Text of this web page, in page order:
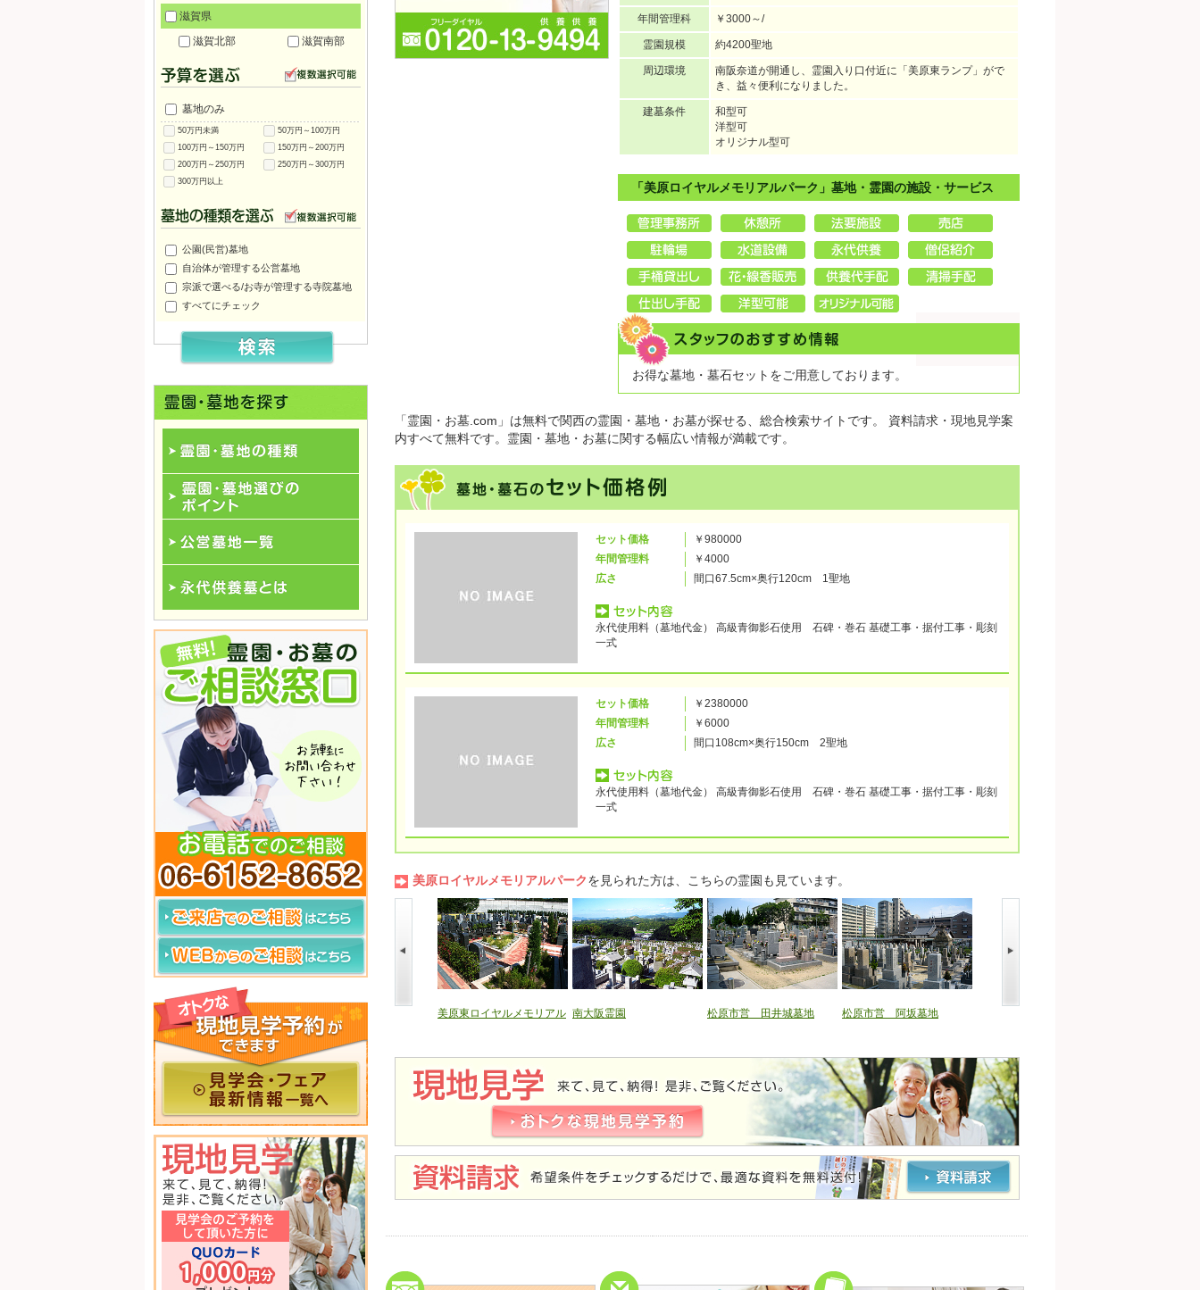
年間管理科 ￥3000～/
霊園規模 約4200聖地
周辺環境
南阪奈道が開通し、霊園入り口付近に「美原東ランプ」がで
き、益々便利になりました。
建墓条件
和型可
洋型可
オリジナル型可
「美原ロイヤルメモリアルパーク」墓地・霊園の施設・サービス
お得な墓地・墓石セットをご用意しております。
「霊園・お墓.com」は無料で関西の霊園・墓地・お墓が探せる、総合検索サイトです。 資料請求・現地見学案
内すべて無料です。霊園・墓地・お墓に関する幅広い情報が満載です。
セット価格
￥980000
年間管理料
￥4000
広さ
間口67.5cm×奥行120cm 1聖地
永代使用料（墓地代金） 高級青御影石使用 石碑・巻石 基礎工事・据付工事・彫刻
一式
セット価格
￥2380000
年間管理料
￥6000
広さ
間口108cm×奥行150cm 2聖地
永代使用料（墓地代金） 高級青御影石使用 石碑・巻石 基礎工事・据付工事・彫刻
一式
美原ロイヤルメモリアルパークを見られた方は、こちらの霊園も見ています。
新家・金岡・野尻共同墓地 當麻寺来迎院 柏原墓地 中室院霊園
美原東ロイヤルメモリアル 南大阪霊園 松原市営 田井城墓地 松原市営 阿坂墓地
滋賀県
滋賀北部
滋賀南部
墓地のみ
50万円未満
50万円～100万円
100万円～150万円
150万円～200万円
200万円～250万円
250万円～300万円
300万円以上
公園(民営)墓地
自治体が管理する公営墓地
宗派で選べる/お寺が管理する寺院墓地
すべてにチェック
霊園･墓地の種類
永代供養一覧